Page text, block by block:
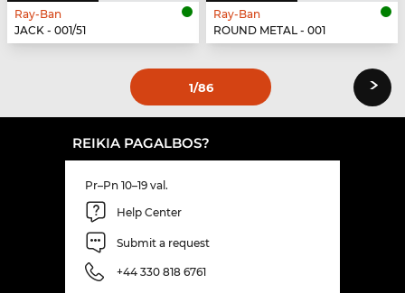
Ray-Ban
JACK - 001/51
Ray-Ban
ROUND METAL - 001
1/86 ›
REIKIA PAGALBOS?
Pr–Pn 10–19 val.
Help Center
Submit a request
+44 330 818 6761